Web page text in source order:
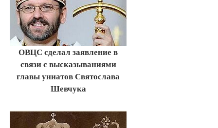
ОВЦС сделал заявление в
связи с высказываниями
главы униатов Святослава
Шевчука